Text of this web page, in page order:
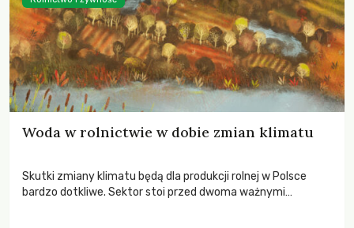
Woda w rolnictwie w dobie zmian klimatu
Skutki zmiany klimatu będą dla produkcji rolnej w Polsce
bardzo dotkliwe. Sektor stoi przed dwoma ważnymi